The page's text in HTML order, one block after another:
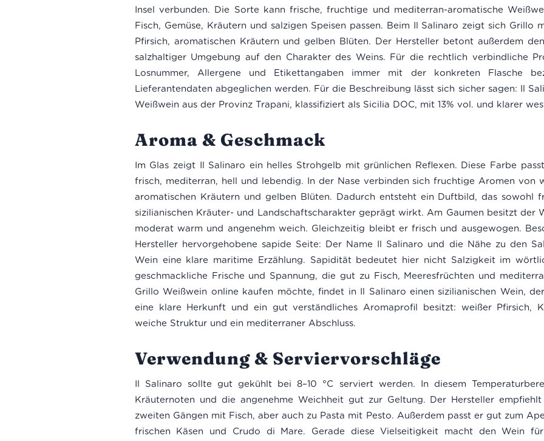
Insel verbunden. Die Sorte kann frische, fruchtige und mediterran-aromatische
Fisch, Gemüse, Kräutern und salzigen Speisen passen. Beim Il Salinaro zeigt sich Grillo
Pfirsich, aromatischen Kräutern und gelben Blüten. Der Hersteller betont außerdem
salzhaltiger Umgebung auf den Charakter des Weins. Für die rechtlich verbindliche
Losnummer, Allergene und Etikettangaben immer mit der konkreten Flasche
Lieferantendaten abgeglichen werden. Für die Beschreibung lässt sich sicher sagen: Il
Weißwein aus der Provinz Trapani, klassifiziert als Sicilia DOC, mit 13% vol. und klarer
Aroma & Geschmack
Im Glas zeigt Il Salinaro ein helles Strohgelb mit grünlichen Reflexen. Diese Farbe
frisch, mediterran, hell und lebendig. In der Nase verbinden sich fruchtige Aromen von
aromatischen Kräutern und gelben Blüten. Dadurch entsteht ein Duftbild, das sowohl
sizilianischen Kräuter- und Landschaftscharakter geprägt wirkt. Am Gaumen besitzt der
moderat warm und angenehm weich. Gleichzeitig bleibt er frisch und ausgewogen.
Hersteller hervorgehobene sapide Seite: Der Name Il Salinaro und die Nähe zu den
Wein eine klare maritime Erzählung. Sapidität bedeutet hier nicht Salzigkeit im
geschmackliche Frische und Spannung, die gut zu Fisch, Meeresfrüchten und
Grillo Weißwein online kaufen möchte, findet in Il Salinaro einen sizilianischen Wein,
eine klare Herkunft und ein gut verständliches Aromaprofil besitzt: weißer Pfirsich,
weiche Struktur und ein mediterraner Abschluss.
Verwendung & Serviervorschläge
Il Salinaro sollte gut gekühlt bei 8–10 °C serviert werden. In diesem
Kräuternoten und die angenehme Weichheit gut zur Geltung. Der Hersteller
zweiten Gängen mit Fisch, aber auch zu Pasta mit Pesto. Außerdem passt er gut zum
frischen Käsen und Crudo di Mare. Gerade diese Vielseitigkeit macht den Wein